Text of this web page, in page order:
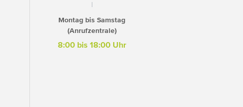
Montag bis Samstag
(Anrufzentrale)
8:00 bis 18:00 Uhr